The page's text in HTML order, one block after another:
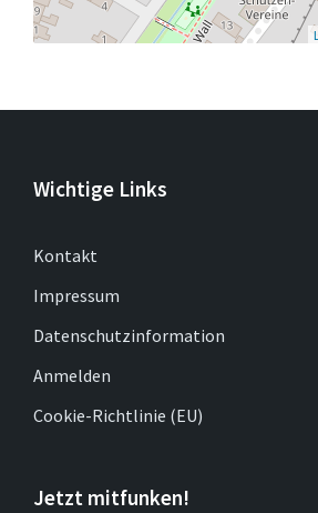
Wichtige Links
Kontakt
Impressum
Datenschutzinformation
Anmelden
Cookie-Richtlinie (EU)
Jetzt mitfunken!